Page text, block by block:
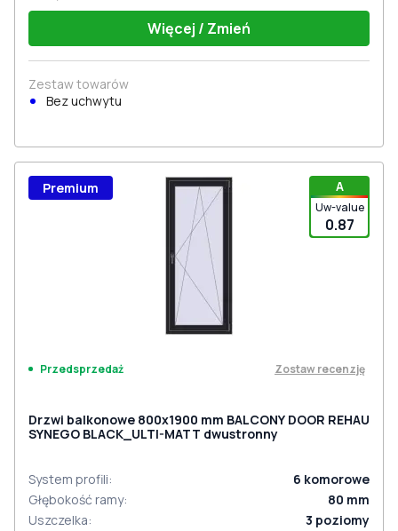
Więcej / Zmień
Zestaw towarów
Bez uchwytu
A
Uw-value
0.87
Premium
Przedsprzedaż Zostaw recenzję
Drzwi balkonowe 800x1900 mm BALCONY DOOR REHAU
SYNEGO BLACK_ULTI-MATT dwustronny
System profili: 6 komorowe
Głębokość ramy: 80 mm
Uszczelka: 3 poziomy